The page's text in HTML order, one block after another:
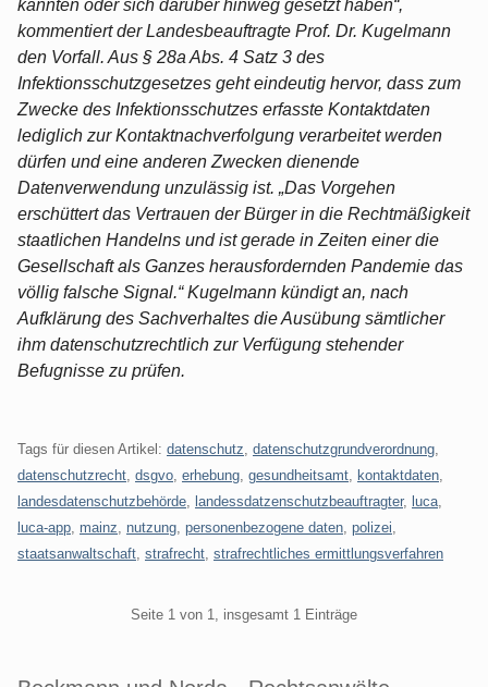
kannten oder sich darüber hinweg gesetzt haben“,
kommentiert der Landesbeauftragte Prof. Dr. Kugelmann
den Vorfall. Aus § 28a Abs. 4 Satz 3 des
Infektionsschutzgesetzes geht eindeutig hervor, dass zum
Zwecke des Infektionsschutzes erfasste Kontaktdaten
lediglich zur Kontaktnachverfolgung verarbeitet werden
dürfen und eine anderen Zwecken dienende
Datenverwendung unzulässig ist. „Das Vorgehen
erschüttert das Vertrauen der Bürger in die Rechtmäßigkeit
staatlichen Handelns und ist gerade in Zeiten einer die
Gesellschaft als Ganzes herausfordernden Pandemie das
völlig falsche Signal.“ Kugelmann kündigt an, nach
Aufklärung des Sachverhaltes die Ausübung sämtlicher
ihm datenschutzrechtlich zur Verfügung stehender
Befugnisse zu prüfen.
Tags für diesen Artikel: datenschutz datenschutzgrundverordnung
datenschutzrecht dsgvo erhebung gesundheitsamt kontaktdaten
landesdatenschutzbehörde
landessdatzenschutzbeauftragter, luca
luca-app mainz nutzung personenbezogene daten polizei
staatsanwaltschaft strafrecht strafrechtliches ermittlungsverfahren
Seite 1 von 1, insgesamt 1 Einträge